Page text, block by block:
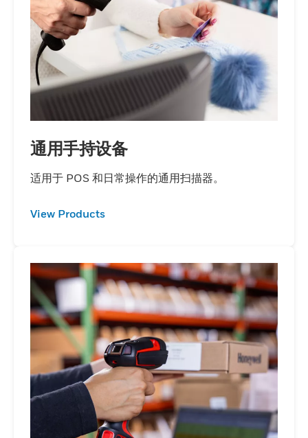
通用手持设备
适用于 POS 和日常操作的通用扫描器。
View Products